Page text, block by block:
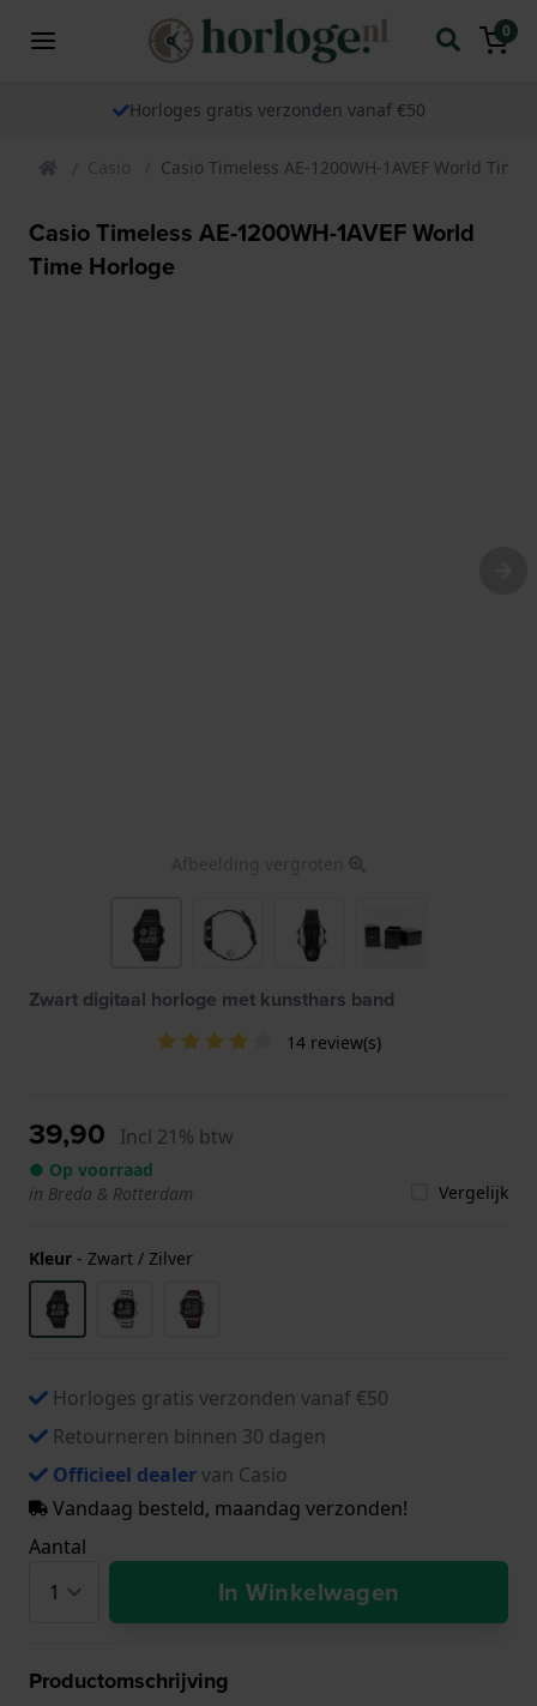
0
Horloges gratis verzonden vanaf €50
Casio Casio Timeless AE-1200WH-1AVEF World Time
Casio Timeless AE-1200WH-1AVEF World
Time Horloge
Afbeelding vergroten
Zwart digitaal horloge met kunsthars band
14 review(s)
39,90 Incl 21% btw
● Op voorraad
in Breda & Rotterdam
Vergelijk
Kleur - Zwart / Zilver
Horloges gratis verzonden vanaf €50
Retourneren binnen 30 dagen
Officieel dealervan Casio
Vandaag besteld, maandag verzonden!
Aantal
In Winkelwagen
Productomschrijving